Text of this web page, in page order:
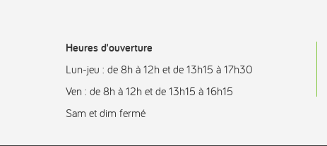
Heures d'ouverture
Lun-jeu : de 8h à 12h et de 13h15 à 17h30
Ven : de 8h à 12h et de 13h15 à 16h15
Sam et dim fermé